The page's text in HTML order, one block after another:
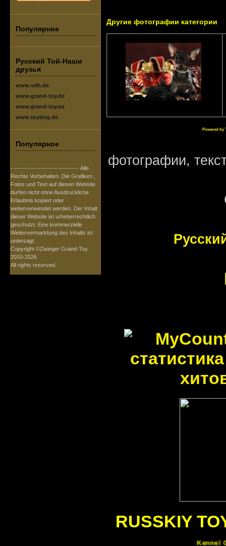
Популярное
Русский Той-Наши
друзья
www.vdh.de
www.grand-toy.de
www.grand-toy.eu
www.toydog.de
Популярное
---------------------------------- Alle
Rechte Vorbehalten. Die Grafiken ,
Fotos und Text auf diesen Website
durfen nicht ohne Ausdruckliche
Erlaubnis kopiert oder
weiterverwendet werden. Der Inhalt
dieser Website ist urheberrechtlich
geschutzt. Eine kommerzielle
Weitervermarktung des Inhalts ist
untersagt.
Copyright ©Zwinger Grand-Toy.
2010-2026
All rights reserved.
Другие фотографии категории
Powered by
фотографии,
RUSSKIY
Kennel